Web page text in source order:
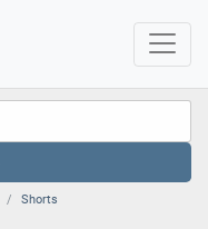
Shorts